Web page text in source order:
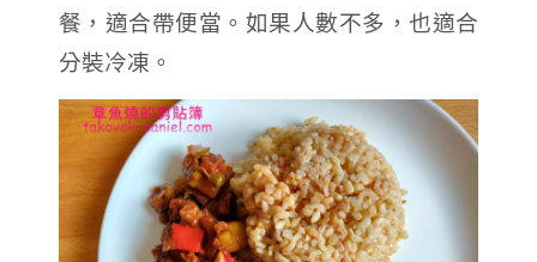
餐，適合帶便當。如果人數不多，也適合
分裝冷凍。